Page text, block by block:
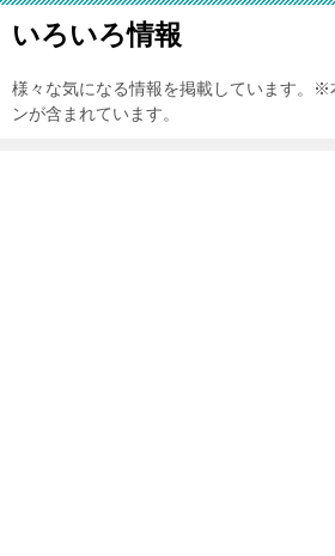
いろいろ情報
様々な気になる情報を掲載しています。※
ンが含まれています。